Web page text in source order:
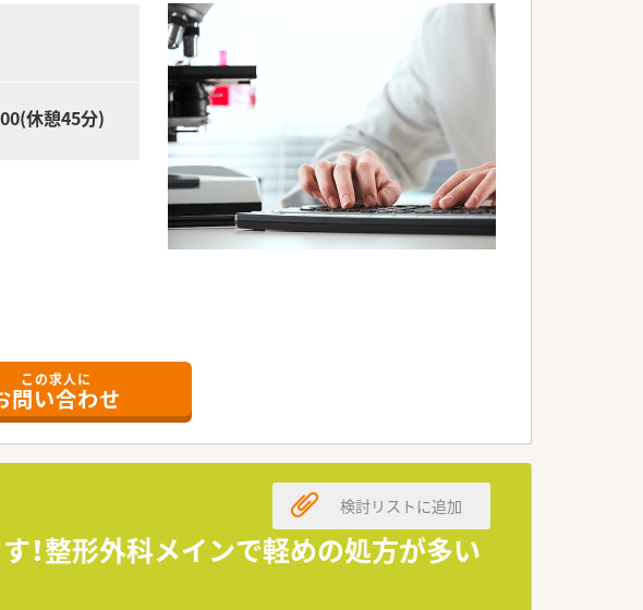
た丁寧な服薬指導を行います。
ら最適な医療を提供していただきます。
と活用した業務も担当いたします。
休憩45分)
この求人に
問い合わせ
！整形外科メインで軽めの処方が多い
検討リストに追加